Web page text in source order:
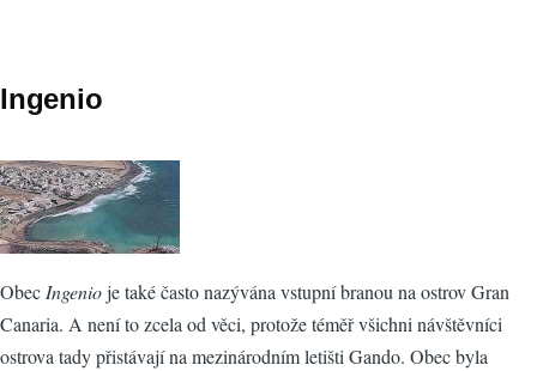
Ingenio
ObecIngenioje také často nazývána vstupní branou na ostrov Gran
Canaria. A není to zcela od věci, protože téměř všichni návštěvníci
ostrova tady přistávají na mezinárodním letišti Gando. Obec byla